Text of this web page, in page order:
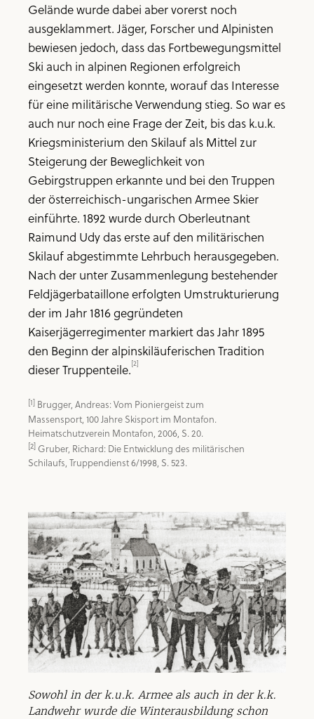
Gelände wurde dabei aber vorerst noch
ausgeklammert. Jäger, Forscher und Alpinisten
bewiesen jedoch, dass das Fortbewegungsmittel
Ski auch in alpinen Regionen erfolgreich
eingesetzt werden konnte, worauf das Interesse
für eine militärische Verwendung stieg. So war es
auch nur noch eine Frage der Zeit, bis das k.u.k.
Kriegsministerium den Skilauf als Mittel zur
Steigerung der Beweglichkeit von
Gebirgstruppen erkannte und bei den Truppen
der österreichisch-ungarischen Armee Skier
einführte. 1892 wurde durch Oberleutnant
Raimund Udy das erste auf den militärischen
Skilauf abgestimmte Lehrbuch herausgegeben.
Nach der unter Zusammenlegung bestehender
Feldjägerbataillone erfolgten Umstrukturierung
der im Jahr 1816 gegründeten
Kaiserjägerregimenter markiert das Jahr 1895
den Beginn der alpinskiläuferischen Tradition
dieser Truppenteile.[2]
[1] Brugger, Andreas: Vom Pioniergeist zum
Massensport, 100 Jahre Skisport im Montafon.
[2] Gruber, Richard: Die Entwicklung des militärischen
Schilaufs, Truppendienst 6/1998, S. 523.
Sowohl in der k.u.k. Armee als auch in der k.k.
Landwehr wurde die Winterausbildung schon